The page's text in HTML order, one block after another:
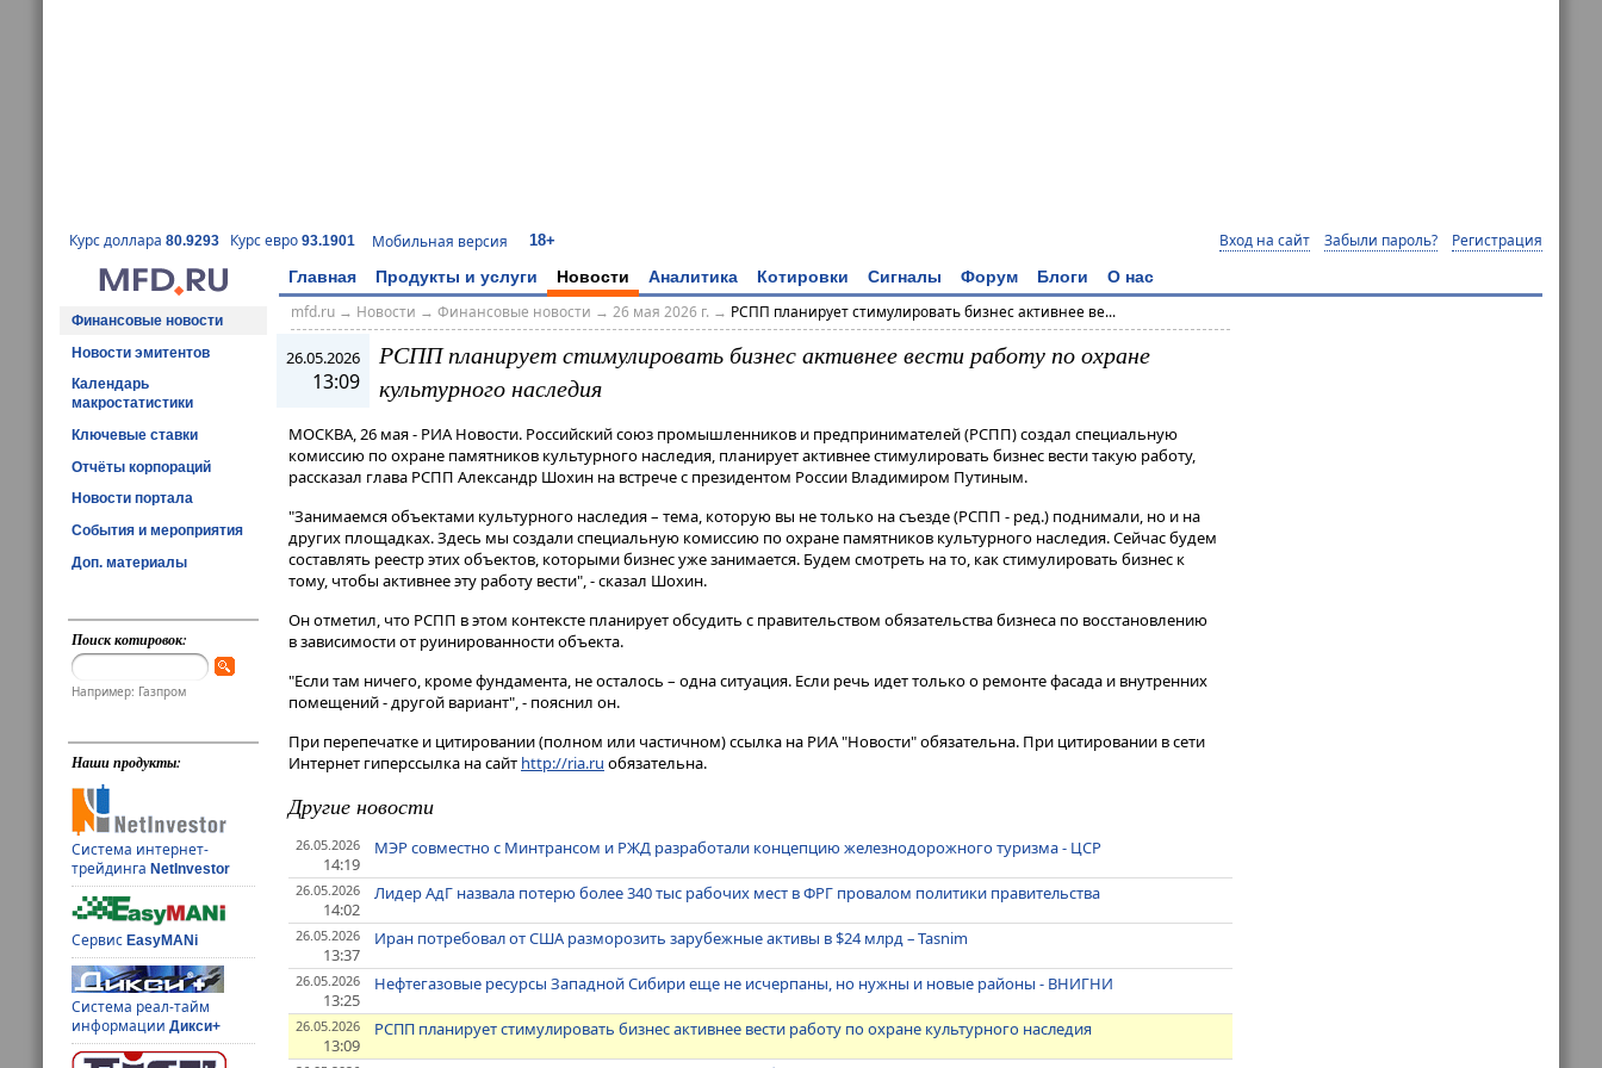
Курс доллара 80.9293 Курс евро 93.1901 Мобильная версия 18+ Вход на сайт Забыли пароль? Регистрация
Главная Продукты и услуги Новости Аналитика Котировки Сигналы Форум Блоги О нас
Финансовые новости
Новости эмитентов
Календарь
макростатистики
Ключевые ставки
Отчёты корпораций
Новости портала
События и мероприятия
Доп. материалы
Поиск котировок:
Например: Газпром
Наши продукты:
Система интернет-
трейдингаNetInvestor
СервисEasyMANi
Система реал-тайм
информацииДикси+
mfd.ru→ Новости → Финансовые новости → 26 мая 2026 г. → РСПП планирует стимулировать бизнес активнее ве...
26.05.2026
13:09
РСПП планирует стимулировать бизнес активнее вести работу по охране
культурного наследия
МОСКВА, 26 мая - РИА Новости. Российский союз промышленников и предпринимателей (РСПП) создал специальную
комиссию по охране памятников культурного наследия, планирует активнее стимулировать бизнес вести такую работу,
рассказал глава РСПП Александр Шохин на встрече с президентом России Владимиром Путиным.
"Занимаемся объектами культурного наследия – тема, которую вы не только на съезде (РСПП - ред​​​.) поднимали, но и на
других площадках. Здесь мы создали специальную комиссию по охране памятников культурного наследия. Сейчас будем
составлять реестр этих объектов, которыми бизнес уже занимается. Будем смотреть на то, как стимулировать бизнес к
тому, чтобы активнее эту работу вести", - сказал Шохин.
Он отметил, что РСПП в этом контексте планирует обсудить с правительством обязательства бизнеса по восстановлению
в зависимости от руинированности объекта.
"Если там ничего, кроме фундамента, не осталось – одна ситуация. Если речь идет только о ремонте фасада и внутренних
помещений - другой вариант", - пояснил он.
При перепечатке и цитировании (полном или частичном) ссылка на РИА "Новости" обязательна. При цитировании в сети
Интернет гиперссылка на сайт http://ria.ru обязательна.
Другие новости
26.05.2026
14:19
МЭР совместно с Минтрансом и РЖД разработали концепцию железнодорожного туризма - ЦСР
26.05.2026
14:02
Лидер АдГ назвала потерю более 340 тыс рабочих мест в ФРГ провалом политики правительства
26.05.2026
13:37
Иран потребовал от США разморозить зарубежные активы в $24 млрд – Tasnim
26.05.2026
13:25
Нефтегазовые ресурсы Западной Сибири еще не исчерпаны, но нужны и новые районы - ВНИГНИ
26.05.2026
13:09
РСПП планирует стимулировать бизнес активнее вести работу по охране культурного наследия